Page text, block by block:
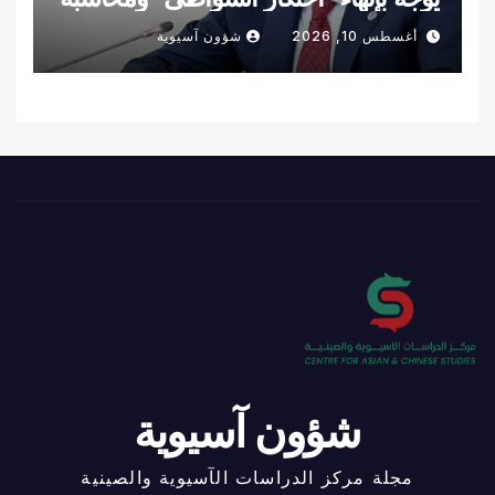
مطوري العقارات المخالفين
أغسطس 10, 2026 شؤون آسيوية
شؤون آسيوية
مجلة مركز الدراسات الآسيوية والصينية